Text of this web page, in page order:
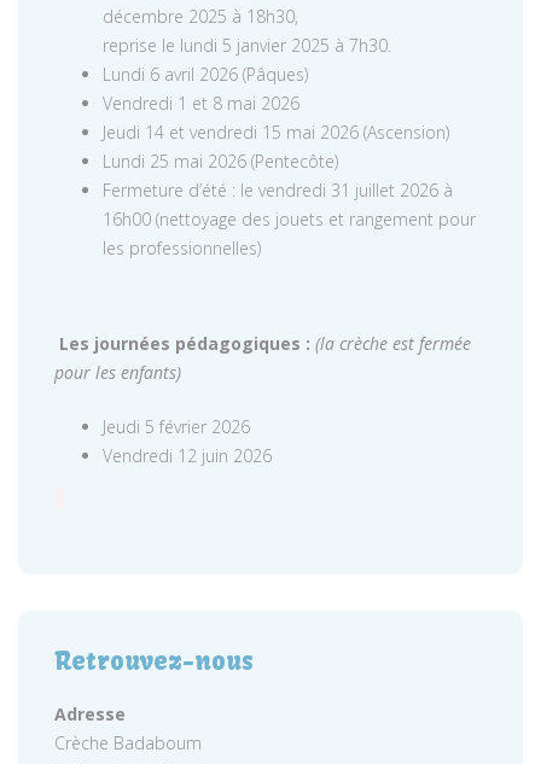
décembre 2025 à 18h30,
reprise le lundi 5 janvier 2025 à 7h30.
Lundi 6 avril 2026 (Pâques)
Vendredi 1 et 8 mai 2026
Jeudi 14 et vendredi 15 mai 2026 (Ascension)
Lundi 25 mai 2026 (Pentecôte)
Fermeture d’été : le vendredi 31 juillet 2026 à
16h00 (nettoyage des jouets et rangement pour
les professionnelles)
Les journées pédagogiques : (la crèche est fermée
pour les enfants)
Jeudi 5 février 2026
Vendredi 12 juin 2026
Retrouvez-nous
Adresse
Crèche Badaboum